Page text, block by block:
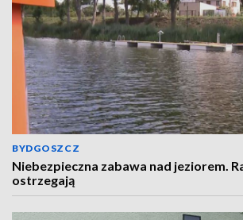
BYDGOSZCZ
Niebezpieczna zabawa nad jeziorem.
ostrzegają